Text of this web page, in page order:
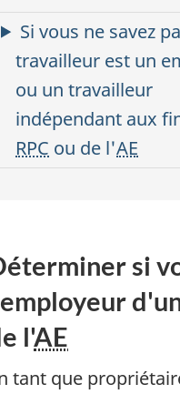
Si vous ne savez
travailleur est un
ou un travailleur
indépendant aux
RPC ou de l'AE
si
l'AE
tant que